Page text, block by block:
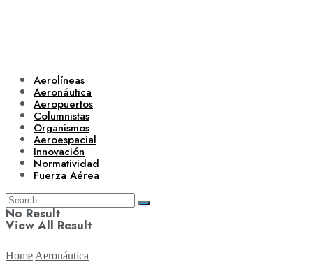
Aerolíneas
Aeronáutica
Aeropuertos
Columnistas
Organismos
Aeroespacial
Innovación
Normatividad
Fuerza Aérea
No Result
View All Result
Home Aeronáutica